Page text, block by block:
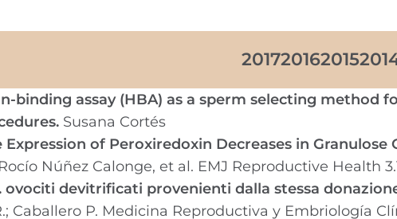
201720162015
binding assay (HBA) as a sperm selecting
Susana Cortés
of Peroxiredoxin Decreases in
Rocío Núñez Calonge, et al. EMJ Reproductive Health
ovociti devitrificati provenienti dalla stessa
Caballero P. Medicina Reproductiva y Embriología